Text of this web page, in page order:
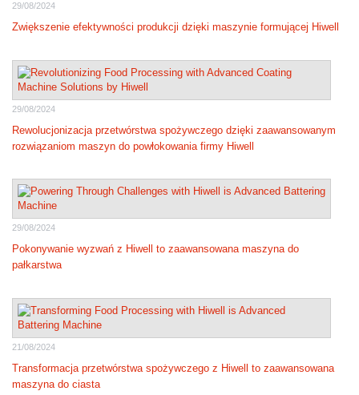
29/08/2024
Zwiększenie efektywności produkcji dzięki maszynie formującej Hiwell
29/08/2024
Rewolucjonizacja przetwórstwa spożywczego dzięki zaawansowanym
rozwiązaniom maszyn do powłokowania firmy Hiwell
29/08/2024
Pokonywanie wyzwań z Hiwell to zaawansowana maszyna do
pałkarstwa
21/08/2024
Transformacja przetwórstwa spożywczego z Hiwell to zaawansowana
maszyna do ciasta